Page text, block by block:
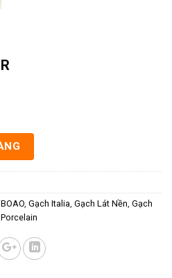
, Gạch Italia, Gạch Lát Nền, Gạch